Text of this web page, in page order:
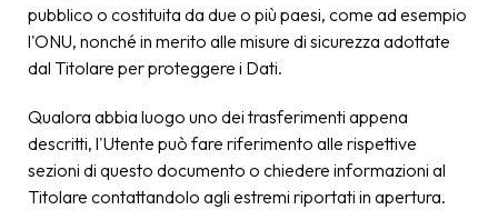
pubblico o costituita da due o più paesi, come ad esempio
l'ONU, nonché in merito alle misure di sicurezza adottate
dal Titolare per proteggere i Dati.
Qualora abbia luogo uno dei trasferimenti appena
descritti, l'Utente può fare riferimento alle rispettive
sezioni di questo documento o chiedere informazioni al
Titolare contattandolo agli estremi riportati in apertura.